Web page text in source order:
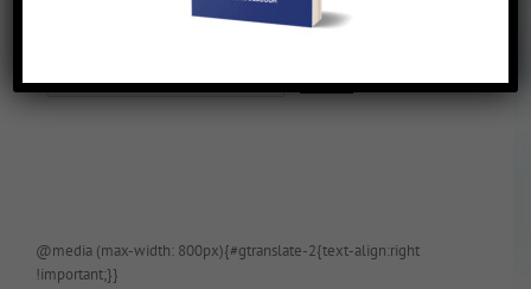
@media (max-width: 800px){#gtranslate-2{text-align:right
!important;}}